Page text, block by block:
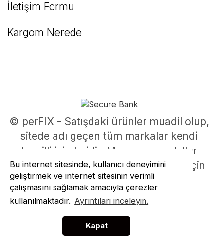
Bu internet sitesinde, kullanıcı deneyimini
geliştirmek ve internet sitesinin verimli
çalışmasını sağlamak amacıyla çerezler
kullanılmaktadır. Ayrıntıları inceleyin.
Kapat
İletişim Formu
Kargom Nerede
© perFIX - Satışdaki ürünler muadil olup,
sitede adı geçen tüm markalar kendi
tescilli isimleridir. Marka ve modeller
parça uyumluluklarının belirlenmesi için
kullanılmıştır.
ideasoft
e-